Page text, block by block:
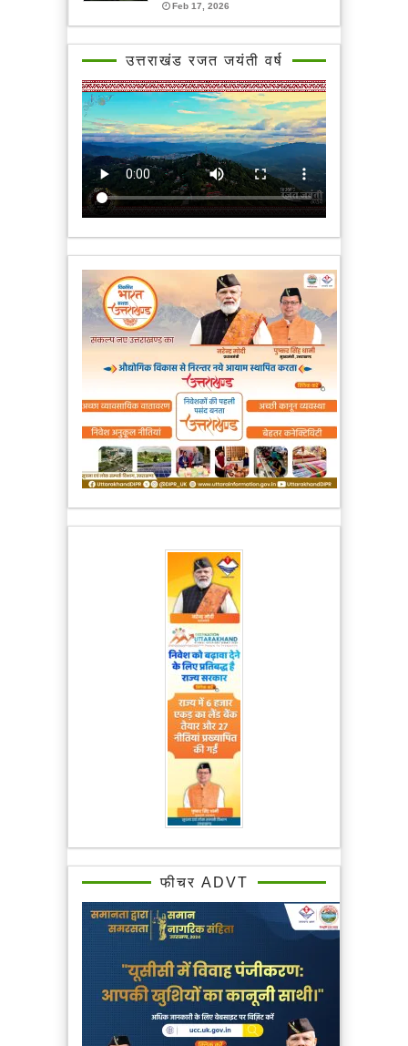
Feb 17, 2026
उत्तराखंड रजत जयंती वर्ष
फीचर ADVT